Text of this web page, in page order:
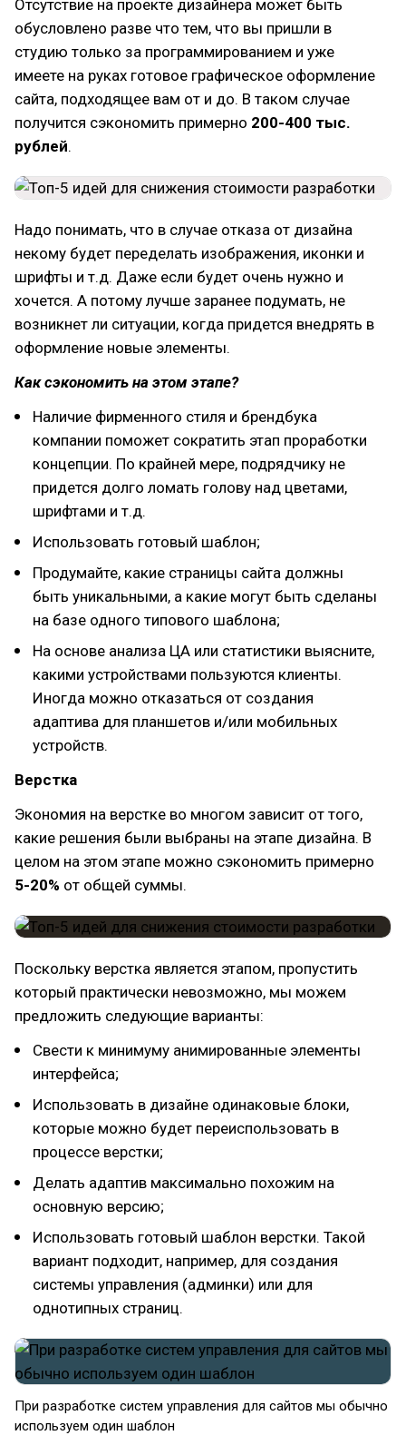
Отсутствие на проекте дизайнера может быть
обусловлено разве что тем, что вы пришли в
студию только за программированием и уже
имеете на руках готовое графическое оформление
сайта, подходящее вам от и до. В таком случае
получится сэкономить примерно 200-400 тыс.
рублей.
Надо понимать, что в случае отказа от дизайна
некому будет переделать изображения, иконки и
шрифты и т.д. Даже если будет очень нужно и
хочется. А потому лучше заранее подумать, не
возникнет ли ситуации, когда придется внедрять в
оформление новые элементы.
Как сэкономить на этом этапе?
Наличие фирменного стиля и брендбука
компании поможет сократить этап проработки
концепции. По крайней мере, подрядчику не
придется долго ломать голову над цветами,
шрифтами и т.д.
Использовать готовый шаблон;
Продумайте, какие страницы сайта должны
быть уникальными, а какие могут быть сделаны
на базе одного типового шаблона;
На основе анализа ЦА или статистики выясните,
какими устройствами пользуются клиенты.
Иногда можно отказаться от создания
адаптива для планшетов и/или мобильных
устройств.
Верстка
Экономия на верстке во многом зависит от того,
какие решения были выбраны на этапе дизайна. В
целом на этом этапе можно сэкономить примерно
5-20% от общей суммы.
Поскольку верстка является этапом, пропустить
который практически невозможно, мы можем
предложить следующие варианты:
Свести к минимуму анимированные элементы
интерфейса;
Использовать в дизайне одинаковые блоки,
которые можно будет переиспользовать в
процессе верстки;
Делать адаптив максимально похожим на
основную версию;
Использовать готовый шаблон верстки. Такой
вариант подходит, например, для создания
системы управления (админки) или для
однотипных страниц.
При разработке систем управления для сайтов мы обычно
используем один шаблон